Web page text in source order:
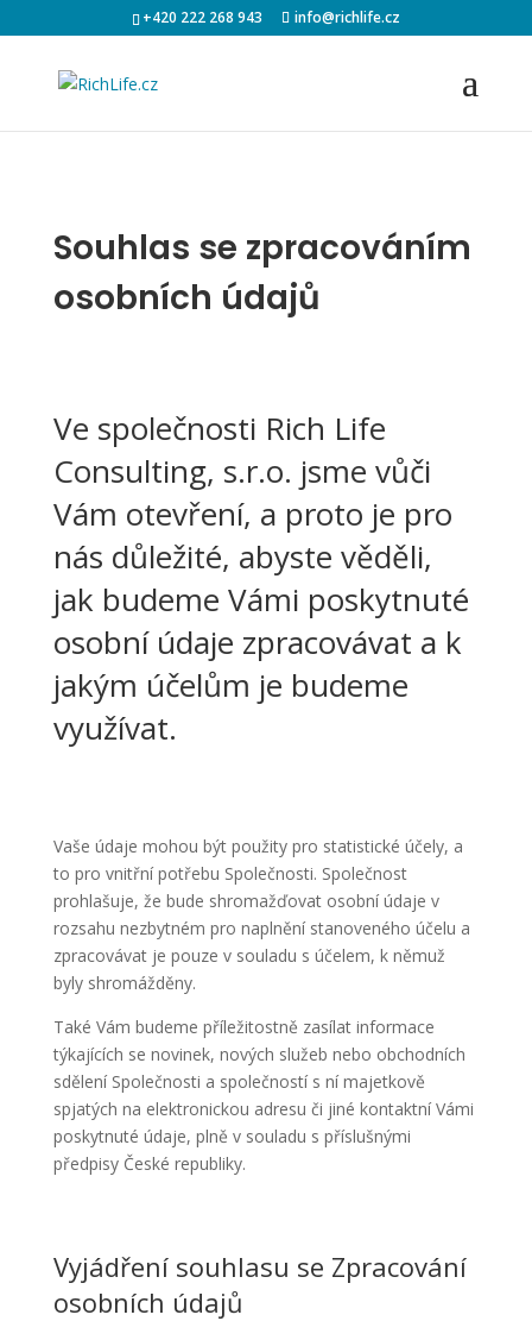
+420 222 268 943 info@richlife.cz
Souhlas se zpracováním
osobních údajů
Ve společnosti Rich Life
Consulting, s.r.o. jsme vůči
Vám otevření, a proto je pro
nás důležité, abyste věděli,
jak budeme Vámi poskytnuté
osobní údaje zpracovávat a k
jakým účelům je budeme
využívat.
Vaše údaje mohou být použity pro statistické účely, a
to pro vnitřní potřebu Společnosti. Společnost
prohlašuje, že bude shromažďovat osobní údaje v
rozsahu nezbytném pro naplnění stanoveného účelu a
zpracovávat je pouze v souladu s účelem, k němuž
byly shromážděny.
Také Vám budeme příležitostně zasílat informace
týkajících se novinek, nových služeb nebo obchodních
sdělení Společnosti a společností s ní majetkově
spjatých na elektronickou adresu či jiné kontaktní Vámi
poskytnuté údaje, plně v souladu s příslušnými
předpisy České republiky.
Vyjádření souhlasu se Zpracování
osobních údajů